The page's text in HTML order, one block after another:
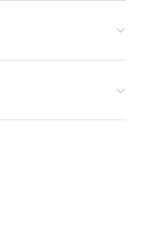
C.d) B, C e A.e) C, A e